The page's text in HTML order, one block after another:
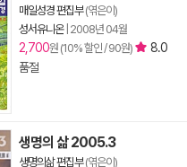
매일성경 편집부(엮은이)
성서유니온| 2008년 04월
2,700원 (10% 할인 / 90원)
8.0
품절
생명의 삶 2005.3
생명의삶 편집부(엮은이)